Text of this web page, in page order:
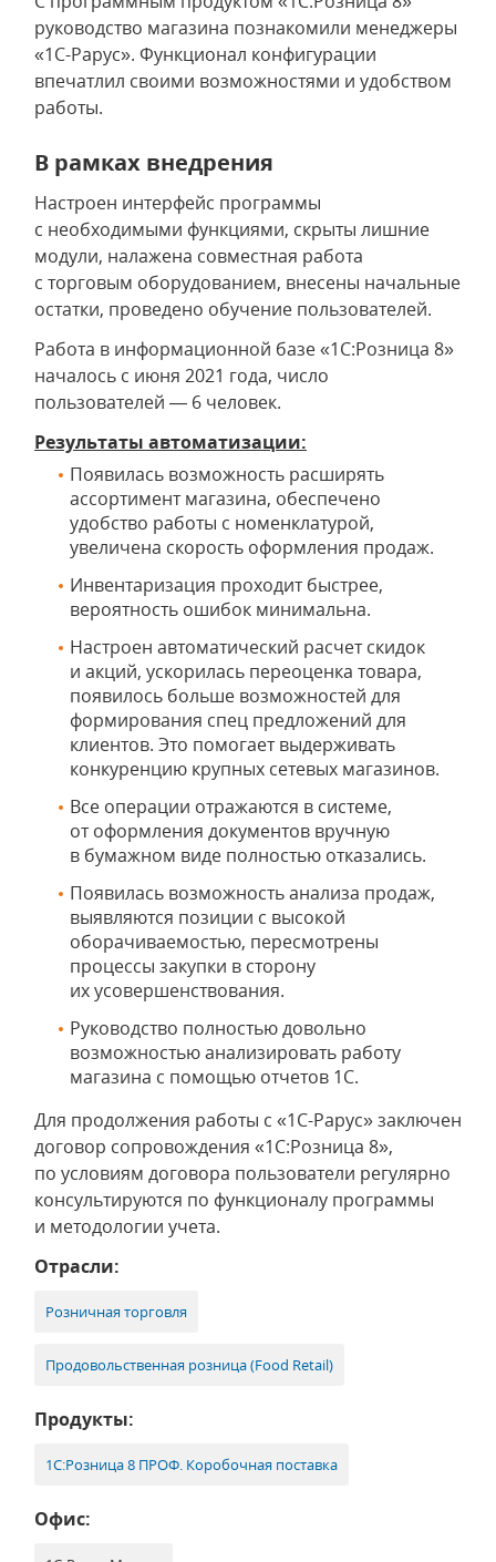
руководство магазина познакомили менеджеры
«1С-Рарус». Функционал конфигурации
впечатлил своими возможностями и удобством
работы.
В рамках внедрения
Настроен интерфейс программы
с необходимыми функциями, скрыты лишние
модули, налажена совместная работа
с торговым оборудованием, внесены начальные
остатки, проведено обучение пользователей.
Работа в информационной базе «1С:Розница 8»
началось с июня 2021 года, число
пользователей — 6 человек.
Результаты автоматизации:
Появилась возможность расширять
ассортимент магазина, обеспечено
удобство работы с номенклатурой,
увеличена скорость оформления продаж.
Инвентаризация проходит быстрее,
вероятность ошибок минимальна.
Настроен автоматический расчет скидок
и акций, ускорилась переоценка товара,
появилось больше возможностей для
формирования спец предложений для
клиентов. Это помогает выдерживать
конкуренцию крупных сетевых магазинов.
Все операции отражаются в системе,
от оформления документов вручную
в бумажном виде полностью отказались.
Появилась возможность анализа продаж,
выявляются позиции с высокой
оборачиваемостью, пересмотрены
процессы закупки в сторону
их усовершенствования.
Руководство полностью довольно
возможностью анализировать работу
магазина с помощью отчетов 1С.
Для продолжения работы с «1С-Рарус» заключен
договор сопровождения «1С:Розница 8»,
по условиям договора пользователи регулярно
консультируются по функционалу программы
и методологии учета.
Отрасли:
Розничная торговля
Продовольственная розница (Food Retail)
Продукты:
1С:Розница 8 ПРОФ. Коробочная поставка
Офис: